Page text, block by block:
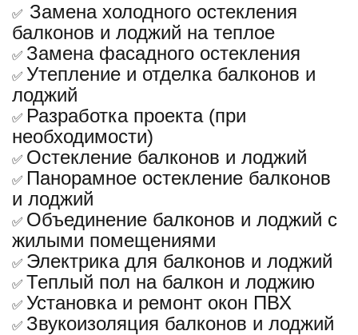
✅ Замена холодного остекления
балконов и лоджий на теплое
✅ Замена фасадного остекления
✅ Утепление и отделка балконов и
лоджий
✅ Разработка проекта (при
необходимости)
✅ Остекление балконов и лоджий
✅ Панорамное остекление балконов
и лоджий
✅ Объединение балконов и лоджий с
жилыми помещениями
✅ Электрика для балконов и лоджий
✅ Теплый пол на балкон и лоджию
✅ Установка и ремонт окон ПВХ
✅ Звукоизоляция балконов и лоджий